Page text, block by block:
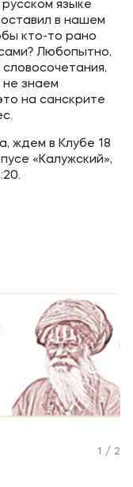
языке
оставил в нашем
кто-то рано
Любопытно,
не знаем
на санскрите
ждем в Клубе 18
«Калужский»,
1 / 2